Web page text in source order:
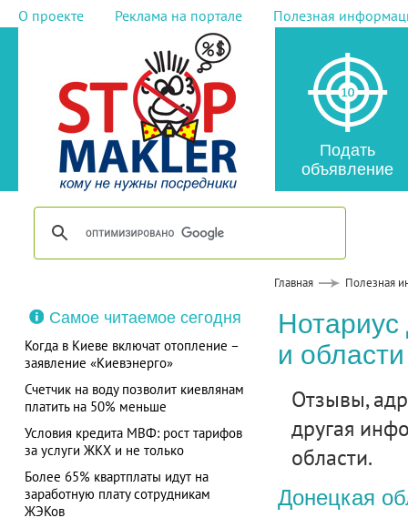
О проекте Реклама на портале Полезная
Подать
объявление
Главная Полезная
Самое читаемое сегодня
Когда в Киеве включат отопление –
заявление «Киевэнерго»
Счетчик на воду позволит киевлянам
платить на 50% меньше
Условия кредита МВФ: рост тарифов
за услуги ЖКХ и не только
Более 65% квартплаты идут на
заработную плату сотрудникам
ЖЭКов
и области
Отзывы,
другая
области.
Донецкая